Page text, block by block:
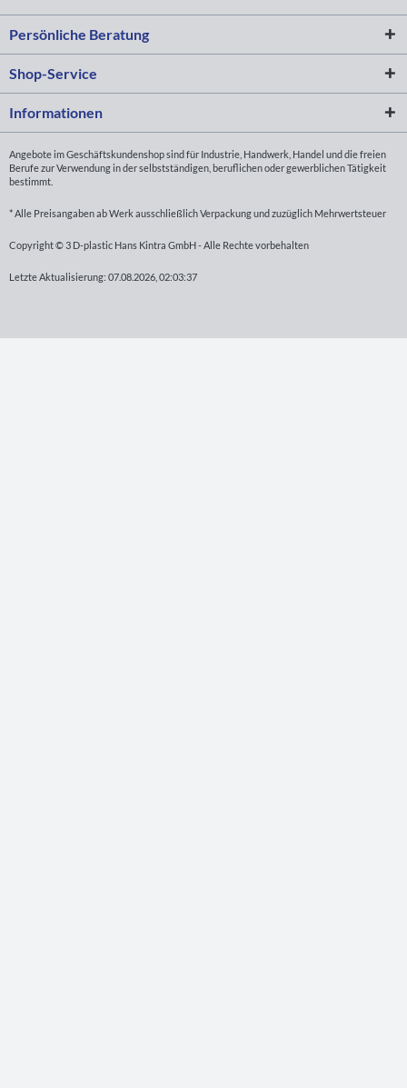
Persönliche Beratung
Shop-Service
Informationen
Angebote im Geschäftskundenshop sind für Industrie, Handwerk, Handel und die freien
Berufe zur Verwendung in der selbstständigen, beruflichen oder gewerblichen Tätigkeit
bestimmt.
* Alle Preisangaben ab Werk ausschließlich Verpackung und zuzüglich Mehrwertsteuer
Copyright © 3 D-plastic Hans Kintra GmbH - Alle Rechte vorbehalten
Letzte Aktualisierung: 07.08.2026, 02:03:37